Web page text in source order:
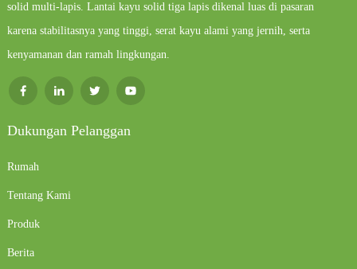
solid multi-lapis. Lantai kayu solid tiga lapis dikenal luas di pasaran
karena stabilitasnya yang tinggi, serat kayu alami yang jernih, serta
kenyamanan dan ramah lingkungan.
Dukungan Pelanggan
Rumah
Tentang Kami
Produk
Berita